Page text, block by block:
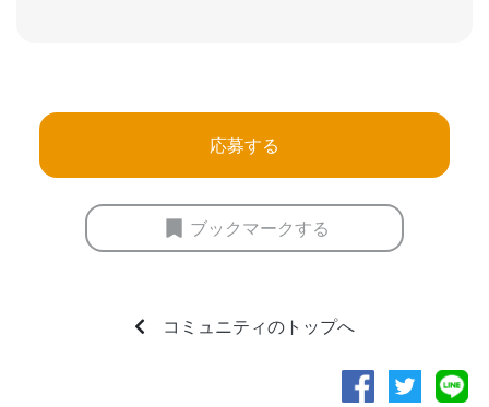
応募する
ブックマークする
コミュニティのトップへ